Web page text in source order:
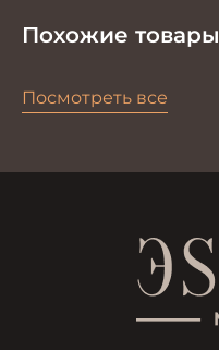
Похожие товары
Посмотреть все